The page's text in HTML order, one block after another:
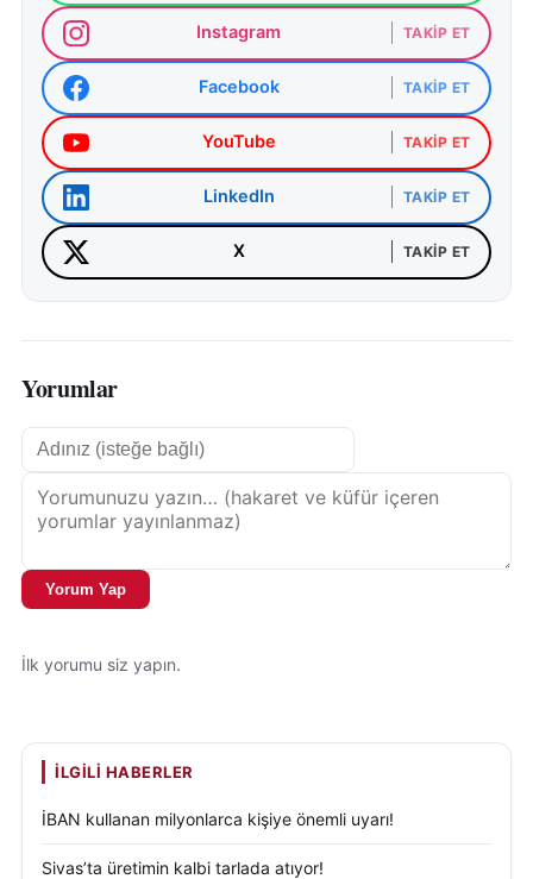
Instagram TAKIP ET
Facebook TAKIP ET
YouTube TAKIP ET
LinkedIn TAKIP ET
X TAKIP ET
Yorumlar
Yorum Yap
İlk yorumu siz yapın.
İLGILI HABERLER
İBAN kullanan milyonlarca kişiye önemli uyarı!
Sivas’ta üretimin kalbi tarlada atıyor!